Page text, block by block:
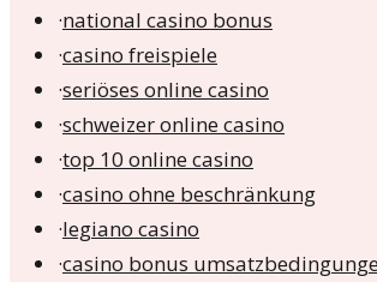
·national casino bonus
·casino freispiele
·seriöses online casino
·schweizer online casino
·top 10 online casino
·casino ohne beschränkung
·legiano casino
·casino bonus